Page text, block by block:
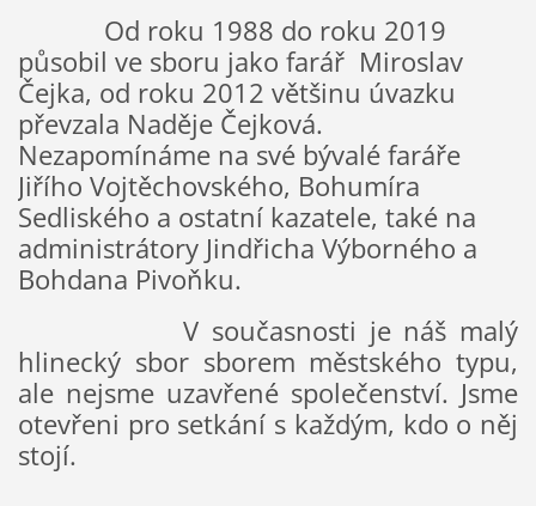
Od roku 1988 do roku 2019
působil ve sboru jako farář Miroslav
Čejka, od roku 2012 většinu úvazku
převzala Naděje Čejková.
Nezapomínáme na své bývalé faráře
Jiřího Vojtěchovského, Bohumíra
Sedliského a ostatní kazatele, také na
administrátory Jindřicha Výborného a
Bohdana Pivoňku.
V současnosti je náš malý
hlinecký sbor sborem městského typu,
ale nejsme uzavřené společenství. Jsme
otevřeni pro setkání s každým, kdo o něj
stojí.